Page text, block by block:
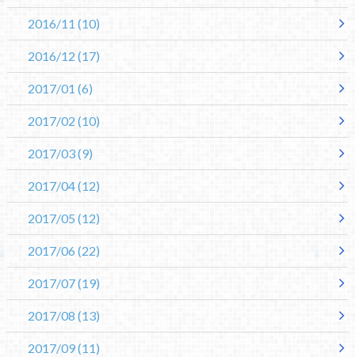
2016/11 (10)
2016/12 (17)
2017/01 (6)
2017/02 (10)
2017/03(9)
2017/04(12)
2017/05 (12)
2017/06 (22)
2017/07(19)
2017/08 (13)
2017/09(11)